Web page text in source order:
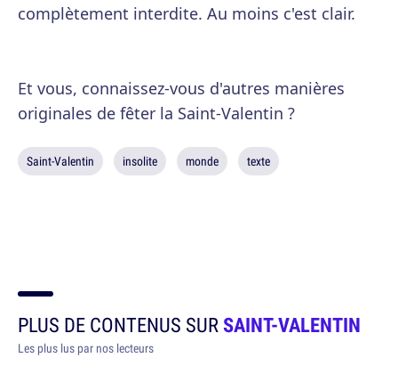
complètement interdite. Au moins c'est clair.
Et vous, connaissez-vous d'autres manières
originales de fêter la Saint-Valentin ?
Saint-Valentin insolite monde texte
PLUS DE CONTENUS SURSAINT-VALENTIN
Les plus lus par nos lecteurs